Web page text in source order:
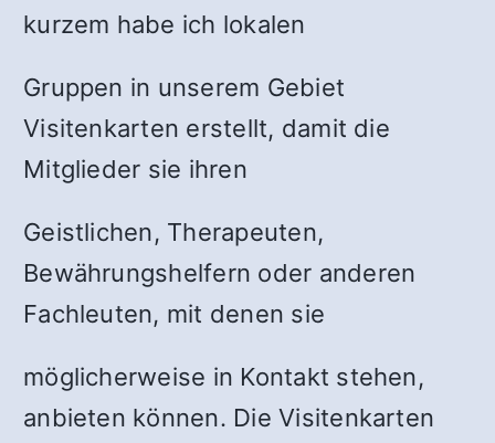
kurzem habe ich lokalen
Gruppen in unserem Gebiet
Visitenkarten erstellt, damit die
Mitglieder sie ihren
Geistlichen, Therapeuten,
Bewährungshelfern oder anderen
Fachleuten, mit denen sie
möglicherweise in Kontakt stehen,
anbieten können. Die Visitenkarten